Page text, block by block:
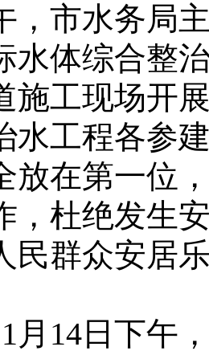
，市水务局
水体综合整
施工现场开
水工程各参
放在第一位
，杜绝发生
民群众安居
14日下午，